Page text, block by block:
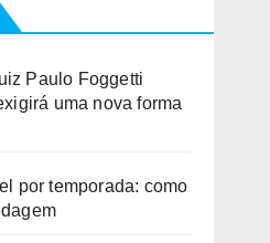
Paulo Foggetti
uma nova forma
por temporada: como